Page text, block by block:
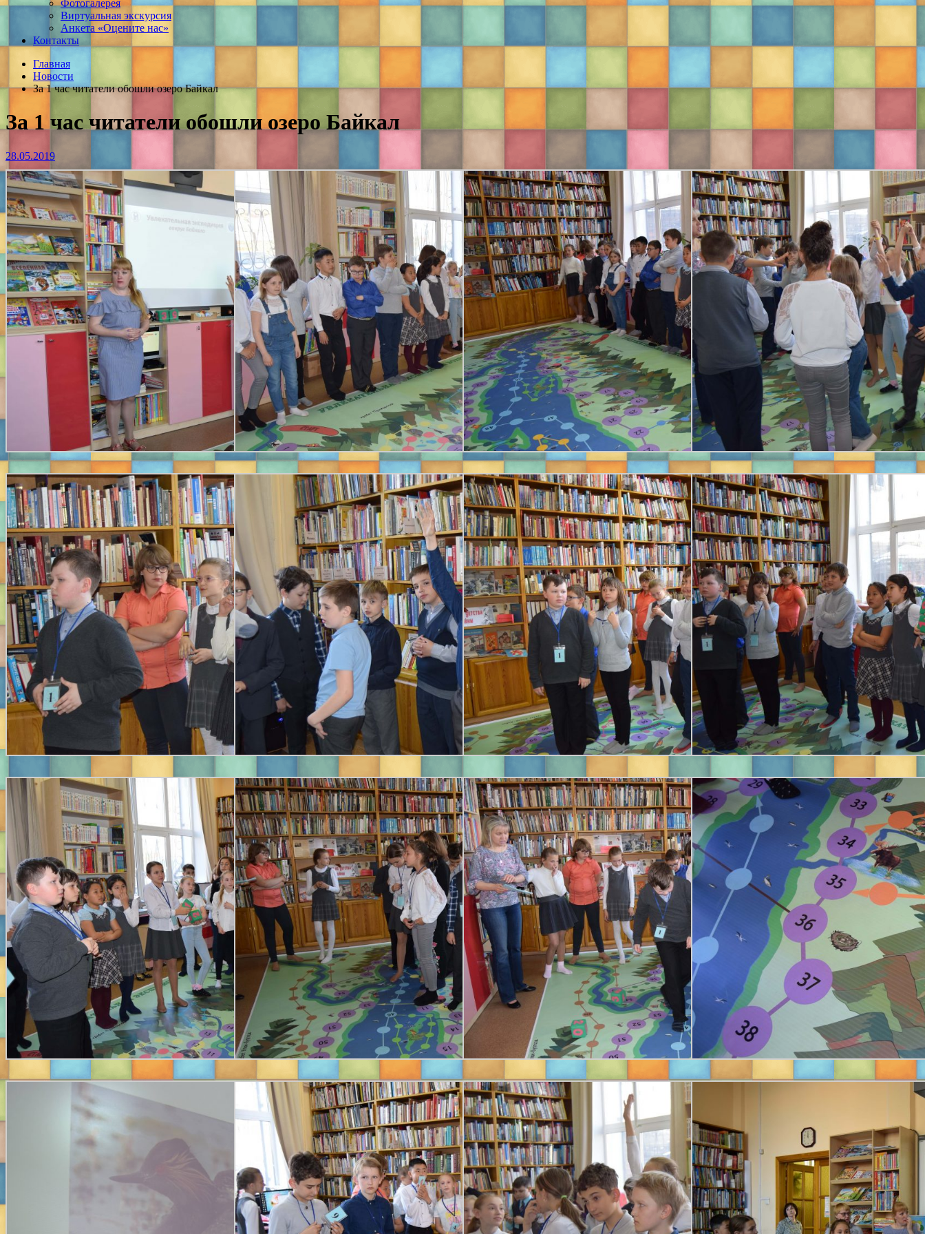
Фотогалерея
Виртуальная экскурсия
Анкета «Оцените нас»
Контакты
Главная
Новости
За 1 час читатели обошли озеро Байкал
За 1 час читатели обошли озеро Байкал
28.05.2019